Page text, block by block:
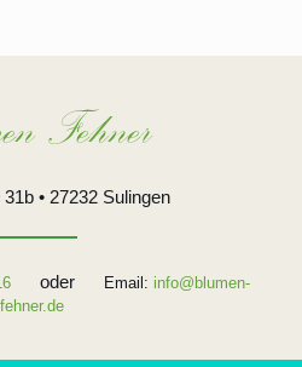
Fehner
• 27232 Sulingen
oder Email: info@blumen-
fehner.de